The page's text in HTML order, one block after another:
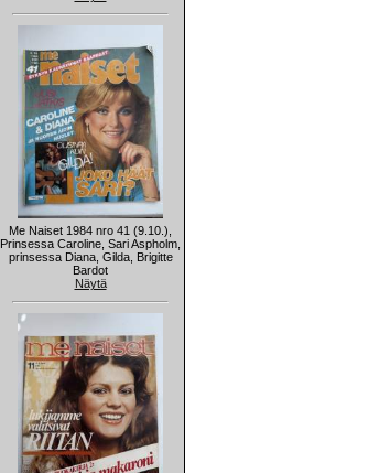
Me Naiset 1984 nro 41 (9.10.),
Prinsessa Caroline, Sari Aspholm,
prinsessa Diana, Gilda, Brigitte
Bardot
Näytä